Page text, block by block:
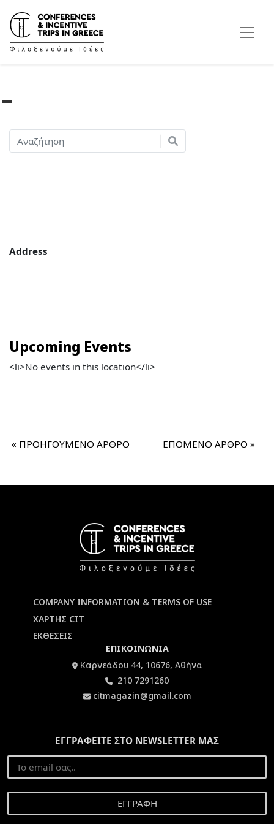
Address
Upcoming Events
<li>No events in this location</li>
« ΠΡΟΗΓΟΥΜΕΝΟ ΑΡΘΡΟ ΕΠΟΜΕΝΟ ΑΡΘΡΟ »
COMPANY INFORMATION & TERMS OF USE
ΧΑΡΤΗΣ CIT
ΕΚΘΕΣΕΙΣ
ΕΠΙΚΟΙΝΩΝΙΑ
Καρνεάδου 44, 10676, Αθήνα
210 7291260
citmagazin@gmail.com
ΕΓΓΡΑΦΕΙΤΕ ΣΤΟ NEWSLETTER ΜΑΣ